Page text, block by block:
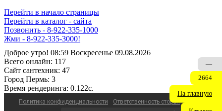
Перейти в начало страницы
Перейти в каталог - сайта
Позвонить - 8-922-335-1000
Жми - 8-922-335-3000!
Доброе утро! 08:59 Воскресенье 09.08.2026
Всего онлайн: 117
Сайт cантехник: 47
Город Пермь: 3
Время рендеринга: 0.122c.
Политика конфиденциальности
Ответственность сторон
—
2664
На главную